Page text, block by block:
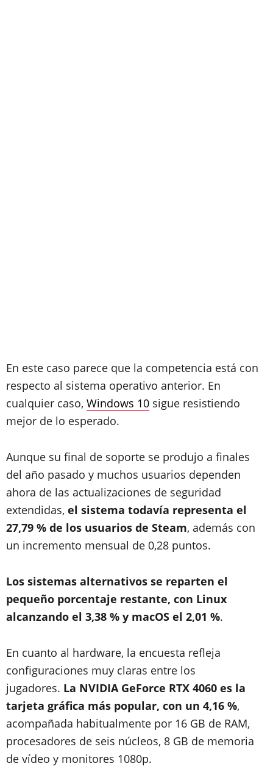
En este caso parece que la competencia está con
respecto al sistema operativo anterior. En
cualquier caso, Windows 10 sigue resistiendo
mejor de lo esperado.
Aunque su final de soporte se produjo a finales
del año pasado y muchos usuarios dependen
ahora de las actualizaciones de seguridad
extendidas, el sistema todavía representa el
27,79 % de los usuarios de Steam, además con
un incremento mensual de 0,28 puntos.
Los sistemas alternativos se reparten el
pequeño porcentaje restante, con Linux
alcanzando el 3,38 % y macOS el 2,01 %.
En cuanto al hardware, la encuesta refleja
configuraciones muy claras entre los
jugadores. La NVIDIA GeForce RTX 4060 es la
tarjeta gráfica más popular, con un 4,16 %,
acompañada habitualmente por 16 GB de RAM,
procesadores de seis núcleos, 8 GB de memoria
de vídeo y monitores 1080p.